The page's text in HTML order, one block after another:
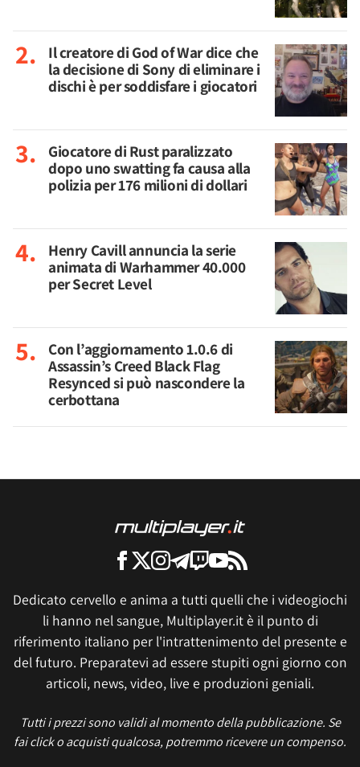
Il creatore di God of War dice che
la decisione di Sony di eliminare i
dischi è per soddisfare i giocatori
Giocatore di Rust paralizzato
dopo uno swatting fa causa alla
polizia per 176 milioni di dollari
Henry Cavill annuncia la serie
animata di Warhammer 40.000
per Secret Level
Con l’aggiornamento 1.0.6 di
Assassin’s Creed Black Flag
Resynced si può nascondere la
cerbottana
Dedicato cervello e anima a tutti quelli che i videogiochi
li hanno nel sangue, Multiplayer.it è il punto di
riferimento italiano per l'intrattenimento del presente e
del futuro. Preparatevi ad essere stupiti ogni giorno con
articoli, news, video, live e produzioni geniali.
Tutti i prezzi sono validi al momento della pubblicazione. Se
fai click o acquisti qualcosa, potremmo ricevere un compenso.